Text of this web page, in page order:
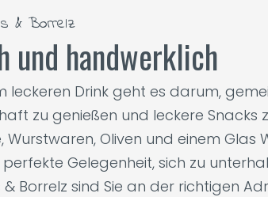
& Borrelz
und handwerklich
leckeren Drink geht es darum,
zu genießen und leckere Snacks
Wurstwaren, Oliven und einem Glas
perfekte Gelegenheit, sich zu
& Borrelz sind Sie an der richtigen